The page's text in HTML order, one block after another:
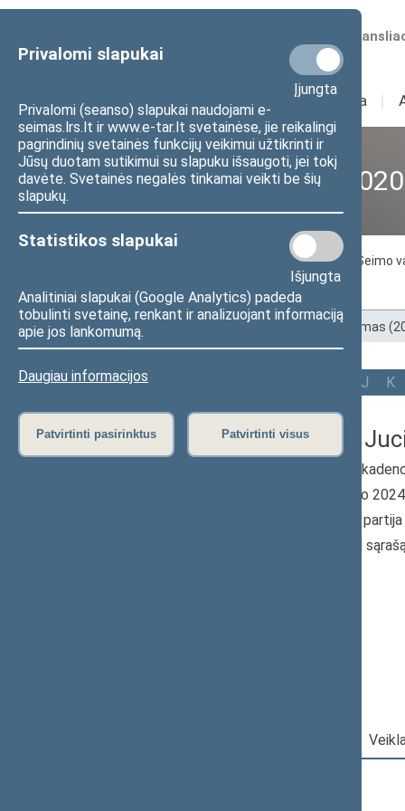
Privalomi slapukai
Įjungta
Privalomi (seanso) slapukai naudojami e-
seimas.lrs.lt ir www.e-tar.lt svetainėse, jie reikalingi
pagrindinių svetainės funkcijų veikimui užtikrinti ir
Jūsų duotam sutikimui su slapuku išsaugoti, jei tokį
davėte. Svetainės negalės tinkamai veikti be šių
slapukų.
Statistikos slapukai
Išjungta
Analitiniai slapukai (Google Analytics) padeda
tobulinti svetainę, renkant ir analizuojant informaciją
apie jos lankomumą.
Daugiau informacijos
Patvirtinti pasirinktus Patvirtinti visus
Numatomos
Sudėtis Veikla I
XII Seimas
Seimo Pirmininkas Seimo
Tarpparlamentinių ryšių grupės
Pradžia Ankstesnės kadencijos XII Seimas
Visi J K
Vytautas
2024–2028 m.
Seimo narys nuo
Iškėlė: Politinė partija
Išrinktas: Pagal